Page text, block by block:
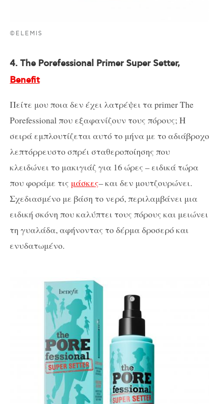
©ΕLEMIS
4. The Porefessional Primer Super Setter,
Benefit
Πείτε μου ποια δεν έχει λατρέψει τα primer The
Porefessional που εξαφανίζουν τους πόρους; Η
σειρά εμπλουτίζεται αυτό το μήνα με το αδιάβροχο
λεπτόρρευστο σπρέι σταθεροποίησης που
κλειδώνει το μακιγιάζ για 16 ώρες – ειδικά τώρα
που φοράμε τις μάσκες– και δεν μουτζουρώνει.
Σχεδιασμένο με βάση το νερό, περιλαμβάνει μια
ειδική σκόνη που καλύπτει τους πόρους και μειώνει
τη γυαλάδα, αφήνοντας το δέρμα δροσερό και
ενυδατωμένο.